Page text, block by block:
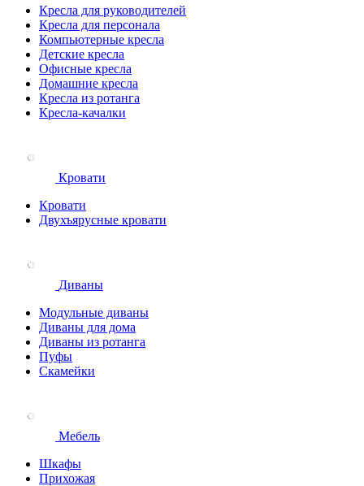
Кресла для руководителей
Кресла для персонала
Компьютерные кресла
Детские кресла
Офисные кресла
Домашние кресла
Кресла из ротанга
Кресла-качалки
Кровати
Кровати
Двухъярусные кровати
Диваны
Модульные диваны
Диваны для дома
Диваны из ротанга
Пуфы
Скамейки
Мебель
Шкафы
Прихожая